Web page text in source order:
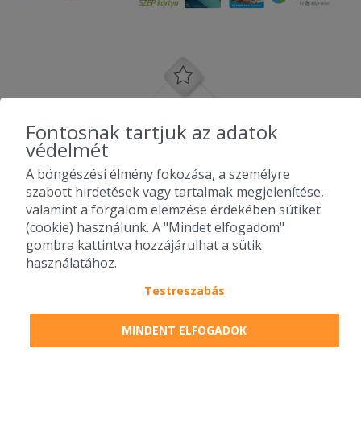
2010-2026 Copyright - Falatozz.hu - Diston-line Kft.
Fontosnak tartjuk az adatok
védelmét
A böngészési élmény fokozása, a személyre
szabott hirdetések vagy tartalmak megjelenítése,
valamint a forgalom elemzése érdekében sütiket
(cookie) használunk. A "Mindet elfogadom"
gombra kattintva hozzájárulhat a sütik
használatához.
Testreszabás
MINDENT ELFOGADOK